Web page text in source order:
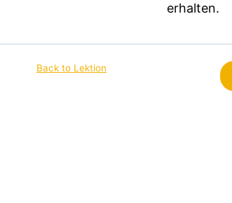
erhalten.
Back to Lektion